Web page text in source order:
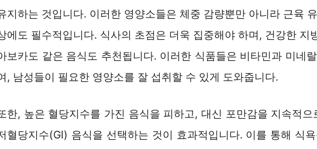
지하는 것입니다. 이러한 영양소들은 체중 감량뿐만 아니라 근육
에도 필수적입니다. 식사의 초점은 더욱 집중해야 하며, 건강한 지
보카도 같은 음식도 추천됩니다. 이러한 식품들은 비타민과 미네
, 남성들이 필요한 영양소를 잘 섭취할 수 있게 도와줍니다.
한, 높은 혈당지수를 가진 음식을 피하고, 대신 포만감을 지속적
혈당지수(GI) 음식을 선택하는 것이 효과적입니다. 이를 통해 식